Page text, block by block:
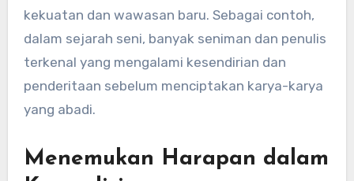
kekuatan dan wawasan baru. Sebagai contoh,
dalam sejarah seni, banyak seniman dan penulis
terkenal yang mengalami kesendirian dan
penderitaan sebelum menciptakan karya-karya
yang abadi.
Menemukan Harapan dalam